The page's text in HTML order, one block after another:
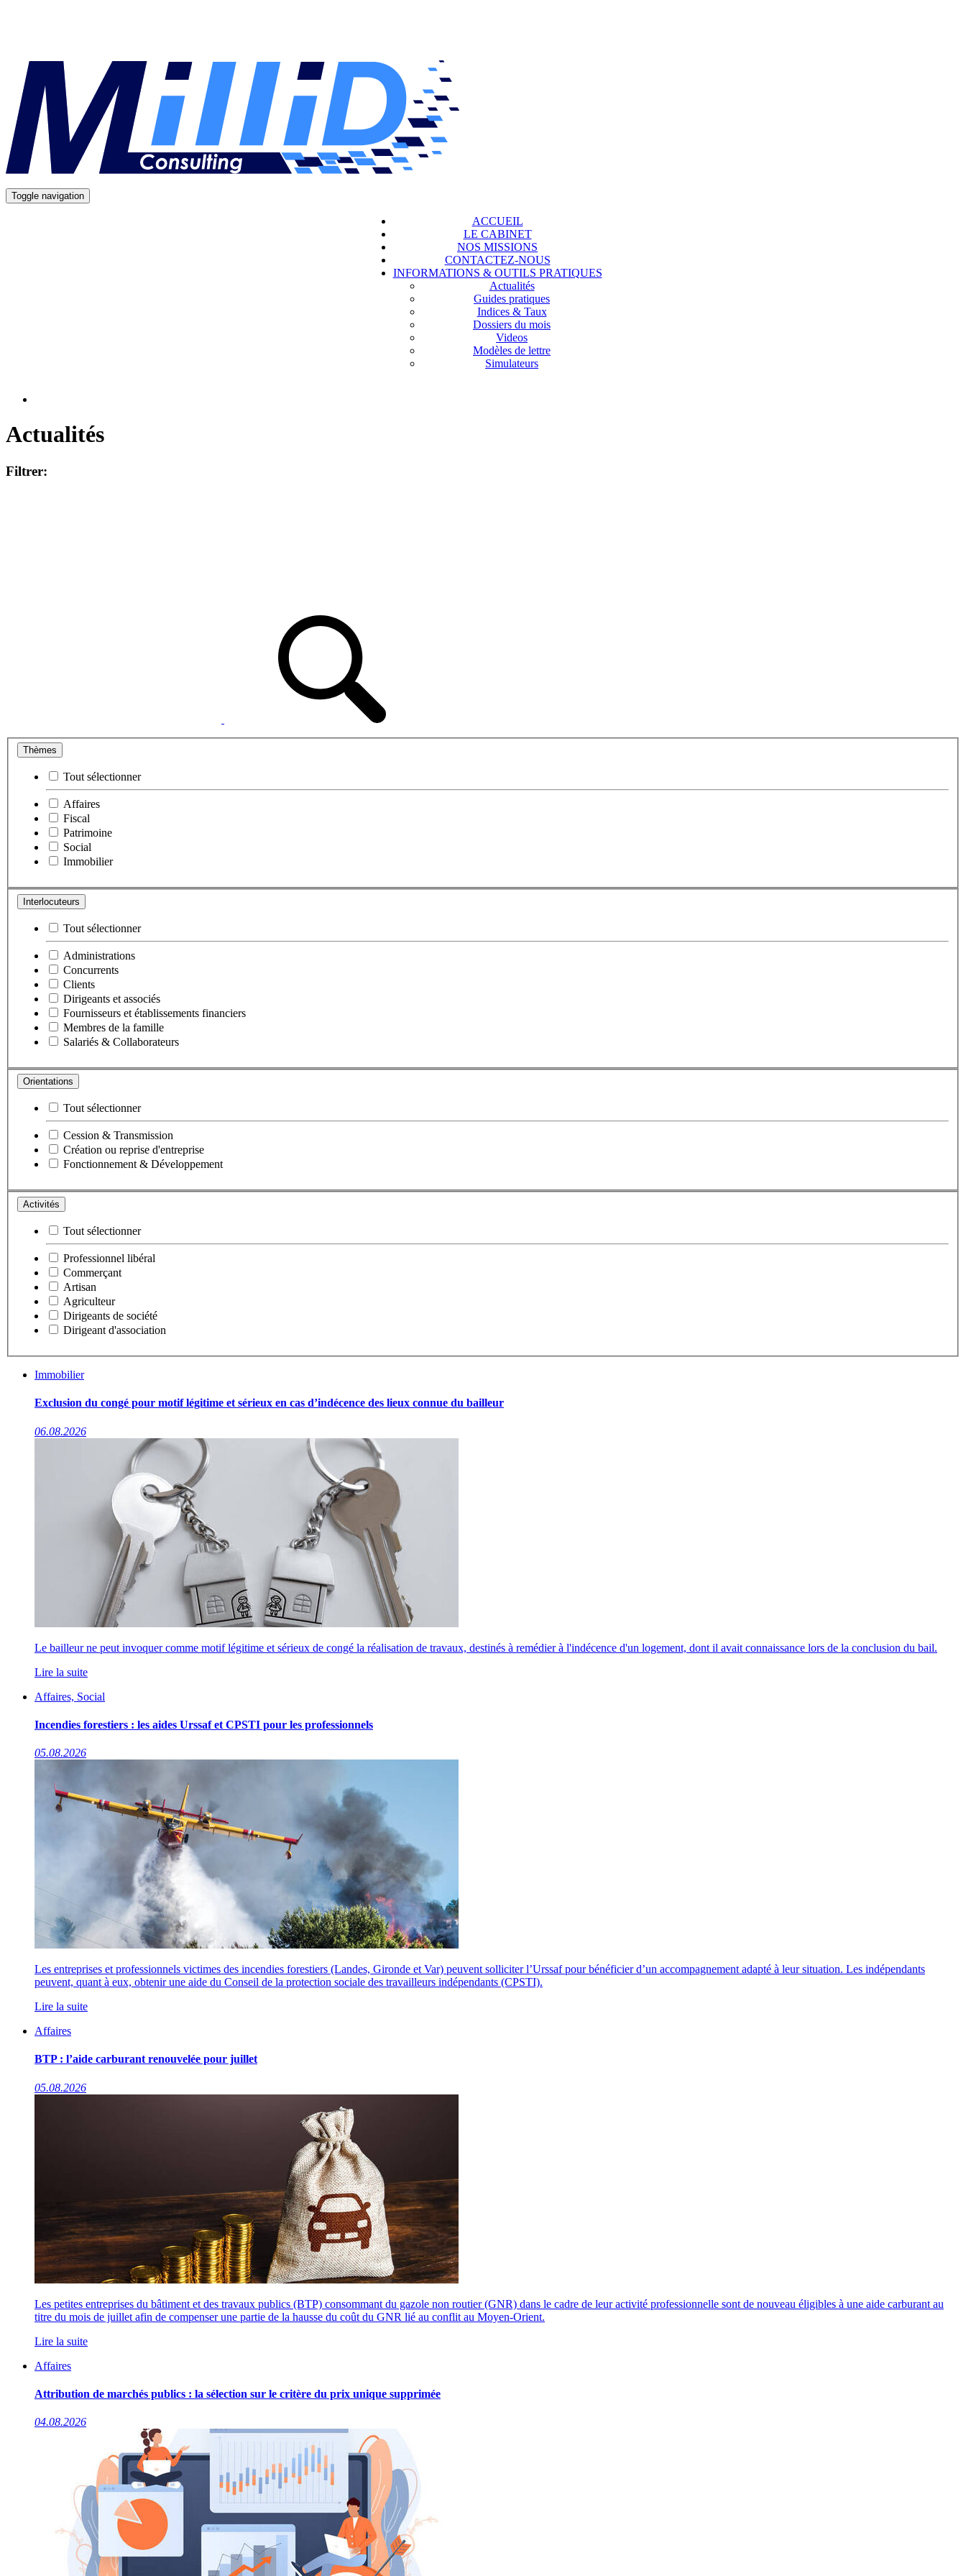
Toggle navigation
ACCUEIL
LE CABINET
NOS MISSIONS
CONTACTEZ-NOUS
INFORMATIONS & OUTILS PRATIQUES
Actualités
Guides pratiques
Indices & Taux
Dossiers du mois
Videos
Modèles de lettre
Simulateurs
Actualités
Filtrer:
Thèmes
Tout sélectionner
Affaires
Fiscal
Patrimoine
Social
Immobilier
Interlocuteurs
Tout sélectionner
Administrations
Concurrents
Clients
Dirigeants et associés
Fournisseurs et établissements financiers
Membres de la famille
Salariés & Collaborateurs
Orientations
Tout sélectionner
Cession & Transmission
Création ou reprise d'entreprise
Fonctionnement & Développement
Activités
Tout sélectionner
Professionnel libéral
Commerçant
Artisan
Agriculteur
Dirigeants de société
Dirigeant d'association
Immobilier
Exclusion du congé pour motif légitime et sérieux en cas d’indécence des lieux connue du bailleur
06.08.2026
Le bailleur ne peut invoquer comme motif légitime et sérieux de congé la réalisation de travaux, destinés à remédier à l'indécence d'un logement, dont il avait connaissance lors de la conclusion du bail.
Lire la suite
Affaires, Social
Incendies forestiers : les aides Urssaf et CPSTI pour les professionnels
05.08.2026
Les entreprises et professionnels victimes des incendies forestiers (Landes, Gironde et Var) peuvent solliciter l’Urssaf pour bénéficier d’un accompagnement adapté à leur situation. Les indépendants
peuvent, quant à eux, obtenir une aide du Conseil de la protection sociale des travailleurs indépendants (CPSTI).
Lire la suite
Affaires
BTP : l’aide carburant renouvelée pour juillet
05.08.2026
Les petites entreprises du bâtiment et des travaux publics (BTP) consommant du gazole non routier (GNR) dans le cadre de leur activité professionnelle sont de nouveau éligibles à une aide carburant au
titre du mois de juillet afin de compenser une partie de la hausse du coût du GNR lié au conflit au Moyen-Orient.
Lire la suite
Affaires
Attribution de marchés publics : la sélection sur le critère du prix unique supprimée
04.08.2026